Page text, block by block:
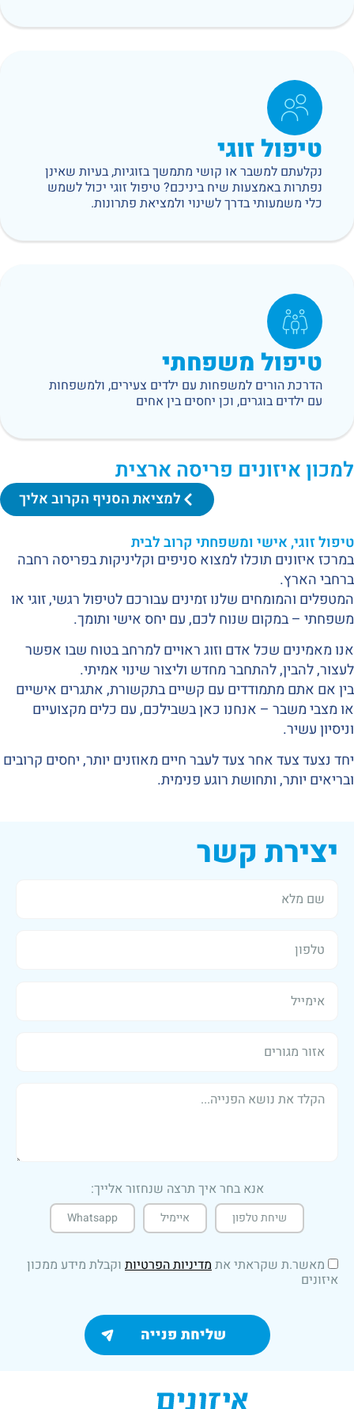
טיפול זוגי
נקלעתם למשבר או קושי מתמשך בזוגיות, בעיות שאינן
נפתרות באמצעות שיח ביניכם? טיפול זוגי יכול לשמש
כלי משמעותי בדרך לשינוי ולמציאת פתרונות.
טיפול משפחתי
הדרכת הורים למשפחות עם ילדים צעירים, ולמשפחות
עם ילדים בוגרים, וכן יחסים בין אחים
למכון איזונים פריסה ארצית
למציאת הסניף הקרוב אליך
טיפול זוגי, אישי ומשפחתי קרוב לבית
במרכז איזונים תוכלו למצוא סניפים וקליניקות בפריסה רחבה
ברחבי הארץ.
המטפלים והמומחים שלנו זמינים עבורכם לטיפול רגשי, זוגי או
משפחתי – במקום שנוח לכם, עם יחס אישי ותומך.
אנו מאמינים שכל אדם וזוג ראויים למרחב בטוח שבו אפשר
לעצור, להבין, להתחבר מחדש וליצור שינוי אמיתי.
בין אם אתם מתמודדים עם קשיים בתקשורת, אתגרים אישיים
או מצבי משבר – אנחנו כאן בשבילכם, עם כלים מקצועיים
וניסיון עשיר.
יחד נצעד צעד אחר צעד לעבר חיים מאוזנים יותר, יחסים קרובים
ובריאים יותר, ותחושת רוגע פנימית.
יצירת קשר
אנא בחר איך תרצה שנחזור אלייך:
שיחת טלפון איימיל Whatsapp
מאשר.ת שקראתי את מדיניות הפרטיות וקבלת מידע ממכון
איזונים